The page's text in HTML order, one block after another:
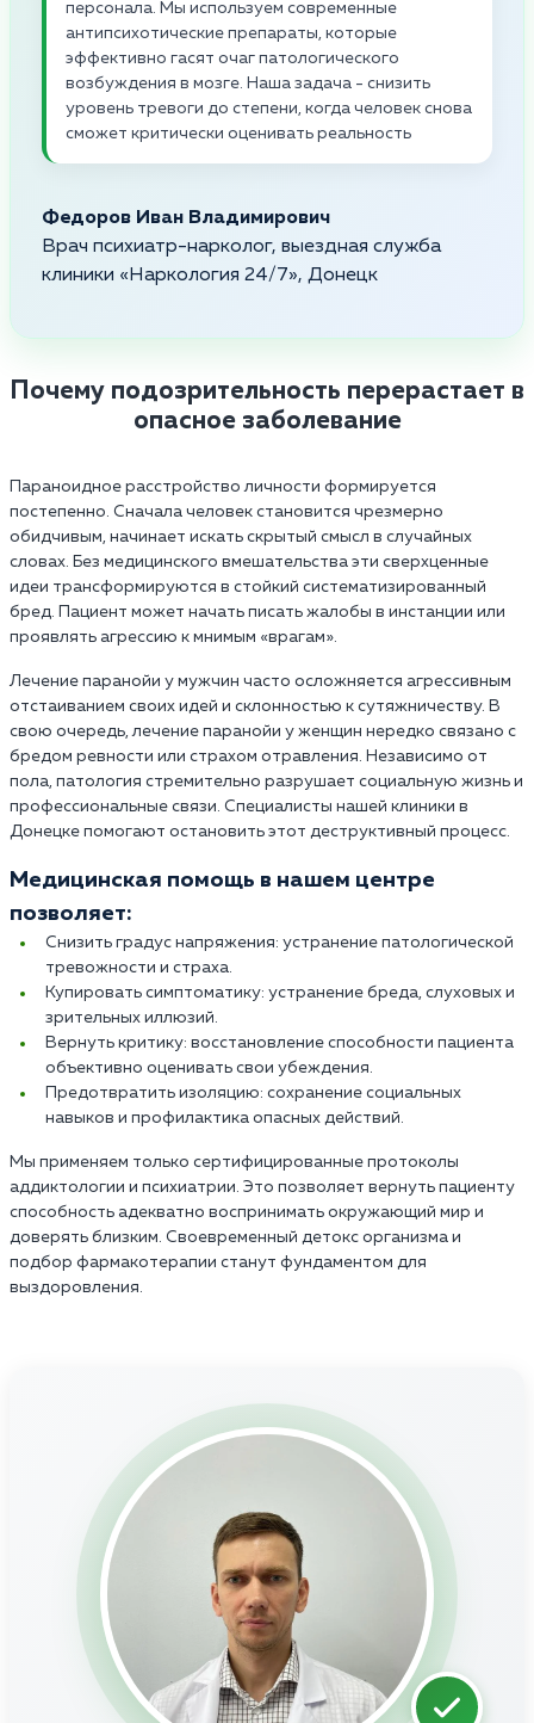
персонала. Мы используем современные
антипсихотические препараты, которые
эффективно гасят очаг патологического
возбуждения в мозге. Наша задача - снизить
уровень тревоги до степени, когда человек снова
сможет критически оценивать реальность
Федоров Иван Владимирович
Врач психиатр-нарколог, выездная служба
клиники «Наркология 24/7», Донецк
Почему подозрительность перерастает в
опасное заболевание
Параноидное расстройство личности формируется
постепенно. Сначала человек становится чрезмерно
обидчивым, начинает искать скрытый смысл в случайных
словах. Без медицинского вмешательства эти сверхценные
идеи трансформируются в стойкий систематизированный
бред. Пациент может начать писать жалобы в инстанции или
проявлять агрессию к мнимым «врагам».
Лечение паранойи у мужчин часто осложняется агрессивным
отстаиванием своих идей и склонностью к сутяжничеству. В
свою очередь, лечение паранойи у женщин нередко связано с
бредом ревности или страхом отравления. Независимо от
пола, патология стремительно разрушает социальную жизнь и
профессиональные связи. Специалисты нашей клиники в
Донецке помогают остановить этот деструктивный процесс.
Медицинская помощь в нашем центре
позволяет:
Снизить градус напряжения: устранение патологической
тревожности и страха.
Купировать симптоматику: устранение бреда, слуховых и
зрительных иллюзий.
Вернуть критику: восстановление способности пациента
объективно оценивать свои убеждения.
Предотвратить изоляцию: сохранение социальных
навыков и профилактика опасных действий.
Мы применяем только сертифицированные протоколы
аддиктологии и психиатрии. Это позволяет вернуть пациенту
способность адекватно воспринимать окружающий мир и
доверять близким. Своевременный детокс организма и
подбор фармакотерапии станут фундаментом для
выздоровления.